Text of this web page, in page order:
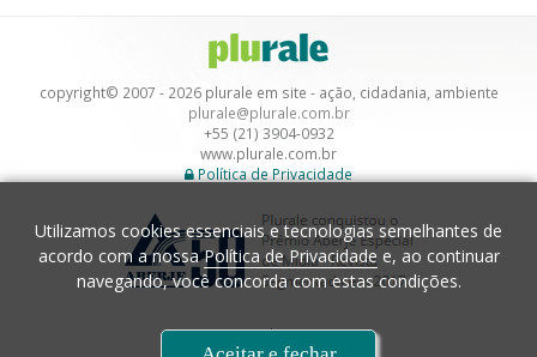
copyright© 2007 - 2026 plurale em site - ação, cidadania, ambiente
plurale@plurale.com.br
+55 (21) 3904-0932
www.plurale.com.br
Política de Privacidade
Desenvolvimento
Utilizamos cookies essenciais e tecnologias semelhantes de
acordo com a nossaPolítica de Privacidadee, ao continuar
navegando, você concorda com estas condições.